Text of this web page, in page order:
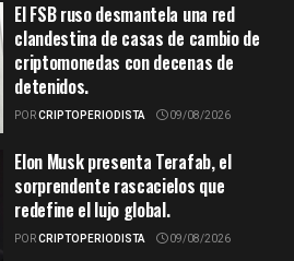
El FSB ruso desmantela una red
clandestina de casas de cambio de
criptomonedas con decenas de
detenidos.
PORCRIPTOPERIODISTA 09/08/2026
Elon Musk presenta Terafab, el
sorprendente rascacielos que
redefine el lujo global.
PORCRIPTOPERIODISTA 09/08/2026